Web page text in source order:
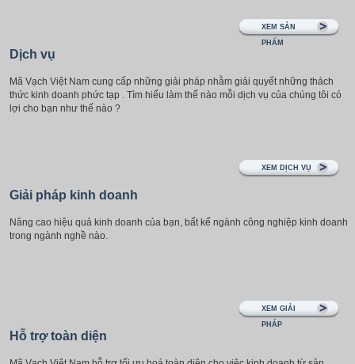
XEM SẢN
PHẨM
Dịch vụ
Mã Vạch Việt Nam cung cấp những giải pháp nhằm giải quyết những thách
thức kinh doanh phức tạp . Tìm hiểu làm thế nào mỗi dịch vụ của chúng tôi có
lợi cho bạn như thế nào ?
XEM DỊCH VỤ
Giải pháp kinh doanh
Nâng cao hiệu quả kinh doanh của bạn, bất kể ngành công nghiệp kinh doanh
trong ngành nghề nào.
XEM GIẢI
PHÁP
Hỗ trợ toàn diện